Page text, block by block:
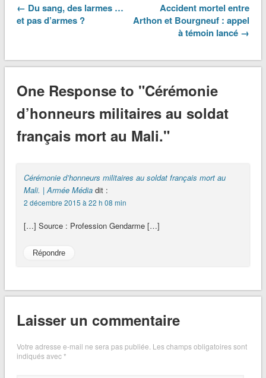
← Du sang, des larmes …
et pas d’armes ?
Accident mortel entre
Arthon et Bourgneuf : appel
à témoin lancé →
One Response to "Cérémonie
d’honneurs militaires au soldat
français mort au Mali."
Cérémonie d’honneurs militaires au soldat français mort au
Mali. | Armée Média dit :
2 décembre 2015 à 22 h 08 min
[…] Source : Profession Gendarme […]
Répondre
Laisser un commentaire
Votre adresse e-mail ne sera pas publiée. Les champs obligatoires sont
indiqués avec*